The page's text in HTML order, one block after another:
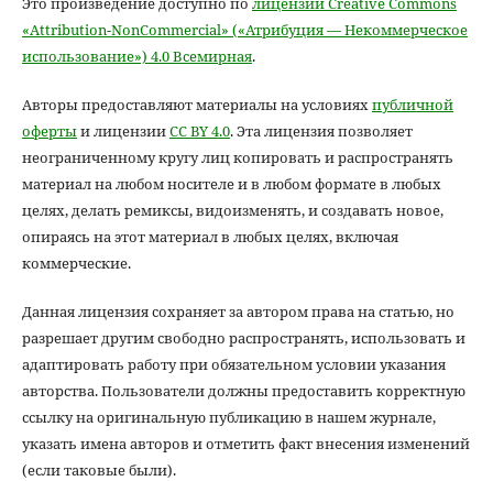
«Attribution-NonCommercial» («Атрибуция — Некоммерческое
использование») 4.0 Всемирная.
Авторы предоставляют материалы на условияхпубличной
офертыи лицензииCC BY 4.0. Эта лицензия позволяет
неограниченному кругу лиц копировать и распространять
материал на любом носителе и в любом формате в любых
целях, делать ремиксы, видоизменять, и создавать новое,
опираясь на этот материал в любых целях, включая
коммерческие.
Данная лицензия сохраняет за автором права на статью, но
разрешает другим свободно распространять, использовать и
адаптировать работу при обязательном условии указания
авторства. Пользователи должны предоставить корректную
ссылку на оригинальную публикацию в нашем журнале,
указать имена авторов и отметить факт внесения изменений
(если таковые были).